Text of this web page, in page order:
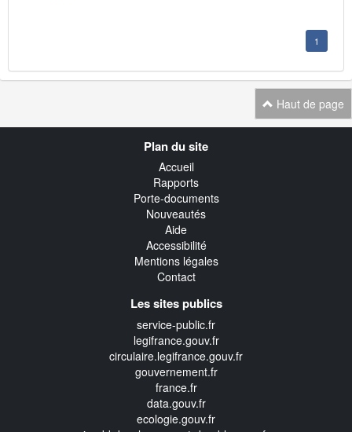
1
Haut de page
Plan du site
Accueil
Rapports
Porte-documents
Nouveautés
Aide
Accessibilité
Mentions légales
Contact
Les sites publics
service-public.fr
legifrance.gouv.fr
circulaire.legifrance.gouv.fr
gouvernement.fr
france.fr
data.gouv.fr
ecologie.gouv.fr